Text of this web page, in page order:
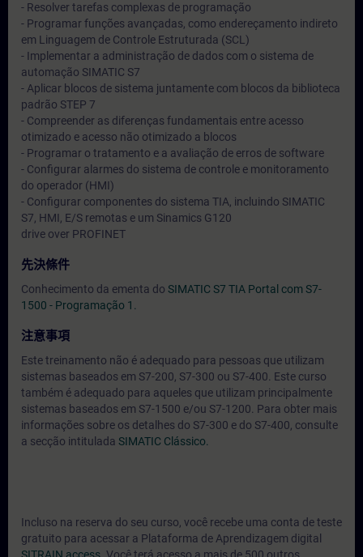
- Resolver tarefas complexas de programação
- Programar funções avançadas, como endereçamento indireto
em Linguagem de Controle Estruturada (SCL)
- Implementar a administração de dados com o sistema de
automação SIMATIC S7
- Aplicar blocos de sistema juntamente com blocos da biblioteca
padrão STEP 7
- Compreender as diferenças fundamentais entre acesso
otimizado e acesso não otimizado a blocos
- Programar o tratamento e a avaliação de erros de software
- Configurar alarmes do sistema de controle e monitoramento
do operador (HMI)
- Configurar componentes do sistema TIA, incluindo SIMATIC
S7, HMI, E/S remotas e um Sinamics G120
drive over PROFINET
先決條件
Conhecimento da ementa do SIMATIC S7 TIA Portal com S7-
1500 - Programação 1.
注意事項
Este treinamento não é adequado para pessoas que utilizam
sistemas baseados em S7-200, S7-300 ou S7-400. Este curso
também é adequado para aqueles que utilizam principalmente
sistemas baseados em S7-1500 e/ou S7-1200. Para obter mais
informações sobre os detalhes do S7-300 e do S7-400, consulte
a secção intitulada SIMATIC Clássico.
Incluso na reserva do seu curso, você recebe uma conta de teste
gratuito para acessar a Plataforma de Aprendizagem digital